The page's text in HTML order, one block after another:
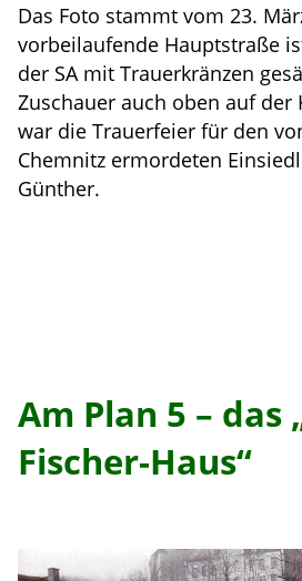
Das Foto stammt vom 23.
vorbeilaufende Hauptstraße
der SA mit Trauerkränzen
Zuschauer auch oben auf der
war die Trauerfeier für den
Chemnitz ermordeten
Günther.
Am Plan 5 – das
Fischer-Haus“